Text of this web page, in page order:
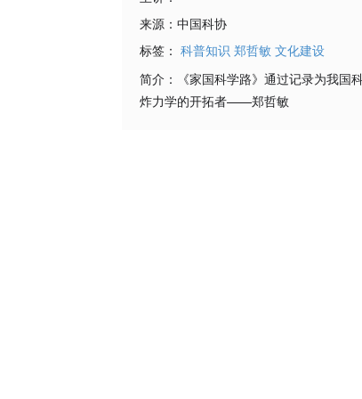
来源： 中国科协
标签： 科普知识 郑哲敏 文化建设
简介：
《家国科学路》通过记录为我
炸力学的开拓者——郑哲敏